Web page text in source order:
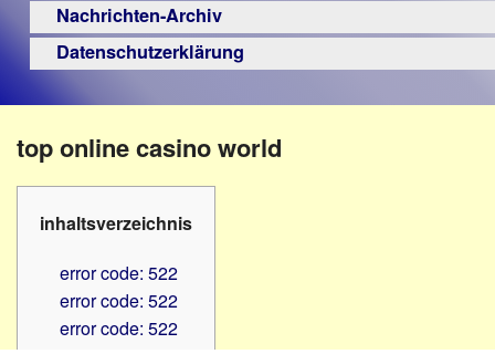
Frühförderung
Schule
–
Beruf
Hilfsmittel
-
PC
Augenoptiker
Berufsbildungswerke
Hörbüchereien
Reha-
Lehrer
Verbände
Nachrichten-Archiv
Datenschutzerklärung
top online casino world
inhaltsverzeichnis
error code: 522
error code: 522
error code: 522